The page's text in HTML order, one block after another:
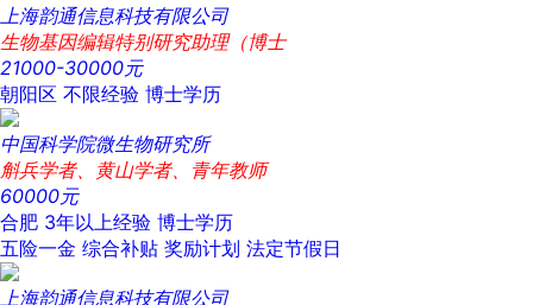
上海韵通信息科技有限公司
生物基因编辑特别研究助理（博士
21000-30000元
朝阳区 不限经验 博士学历
中国科学院微生物研究所
斛兵学者、黄山学者、青年教师
60000元
合肥 3年以上经验 博士学历
五险一金 综合补贴 奖励计划 法定节假日
上海韵通信息科技有限公司